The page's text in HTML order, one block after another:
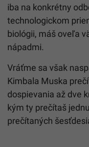
iba na konkrétny
technologickom
biológii, máš oveľa
nápadmi.
Vráťme sa však
Kimbala Muska
dospievania až dve
kým ty prečítaš
prečítaných